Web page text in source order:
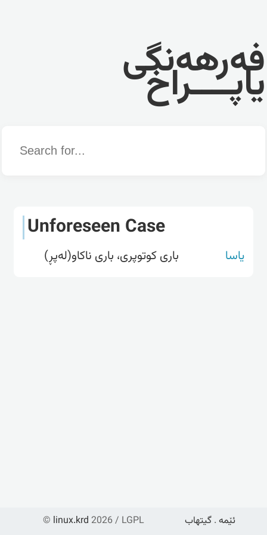
فەرهەنگی
یاپــــراخ
Word
Unforeseen Case
یاسا باری کوتوپری، باری ناکاو(لەپڕ)
© linux.krd 2026 / LGPL ئێمە . گیتهاب